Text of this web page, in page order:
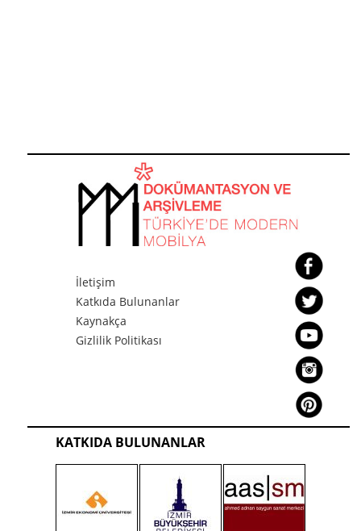
İletişim
Katkıda Bulunanlar
Kaynakça
Gizlilik Politikası
KATKIDA BULUNANLAR